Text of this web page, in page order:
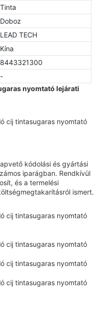
Tinta
Doboz
LEAD TECH
Kína
8443321300
-
nyomtató lejárati
kódolási és gyártási
iparágban. Rendkívül
és a termelési
ismert.